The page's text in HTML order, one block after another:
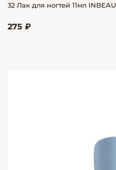
32 Лак для ногтей 11мл INBEAU
275 ₽